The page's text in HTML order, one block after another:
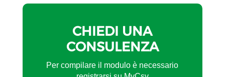
CHIEDI UNA
CONSULENZA
Per compilare il modulo è necessario